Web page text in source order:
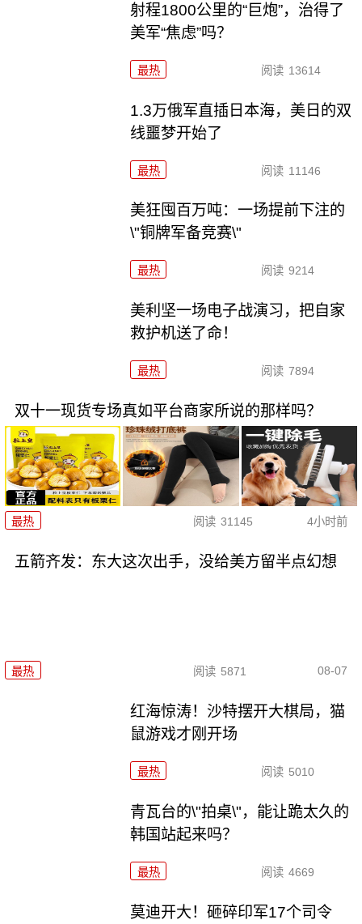
射程1800公里的“巨炮”，治得了
美军“焦虑”吗？
最热 阅读 13614
1.3万俄军直插日本海，美日的双
线噩梦开始了
最热 阅读 11146
美狂囤百万吨：一场提前下注的
\"铜牌军备竞赛\"
最热 阅读 9214
美利坚一场电子战演习，把自家
救护机送了命！
最热 阅读 7894
双十一现货专场真如平台商家所说的那样吗？
最热 阅读 31145 4小时前
五箭齐发：东大这次出手，没给美方留半点幻想
最热 阅读 5871 08-07
红海惊涛！沙特摆开大棋局，猫
鼠游戏才刚开场
最热 阅读 5010
青瓦台的\"拍桌\"，能让跪太久的
韩国站起来吗？
最热 阅读 4669
莫迪开大！砸碎印军17个司令